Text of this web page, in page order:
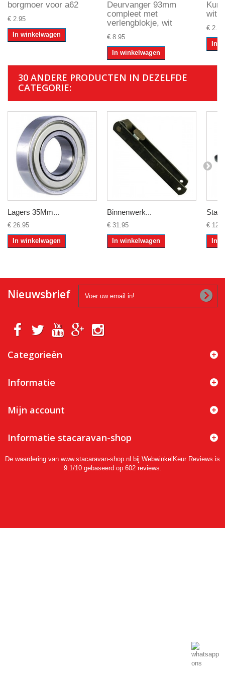
borgmoer voor a62
€ 2.95
In winkelwagen
Deurvanger 93mm
compleet met
verlengblokje, wit
€ 8.95
In winkelwagen
wit
€ 2.95
In
30 ANDERE PRODUCTEN IN DEZELFDE
CATEGORIE:
Lagers 35Mm...
€ 26.95
In winkelwagen
Binnenwerk...
€ 31.95
In winkelwagen
€
In
Nieuwsbrief
Categorieën
Informatie
Mijn account
Informatie stacaravan-shop
De waardering van www.stacaravan-shop.nl bij WebwinkelKeur Reviews is
9.1/10 gebaseerd op 602 reviews.